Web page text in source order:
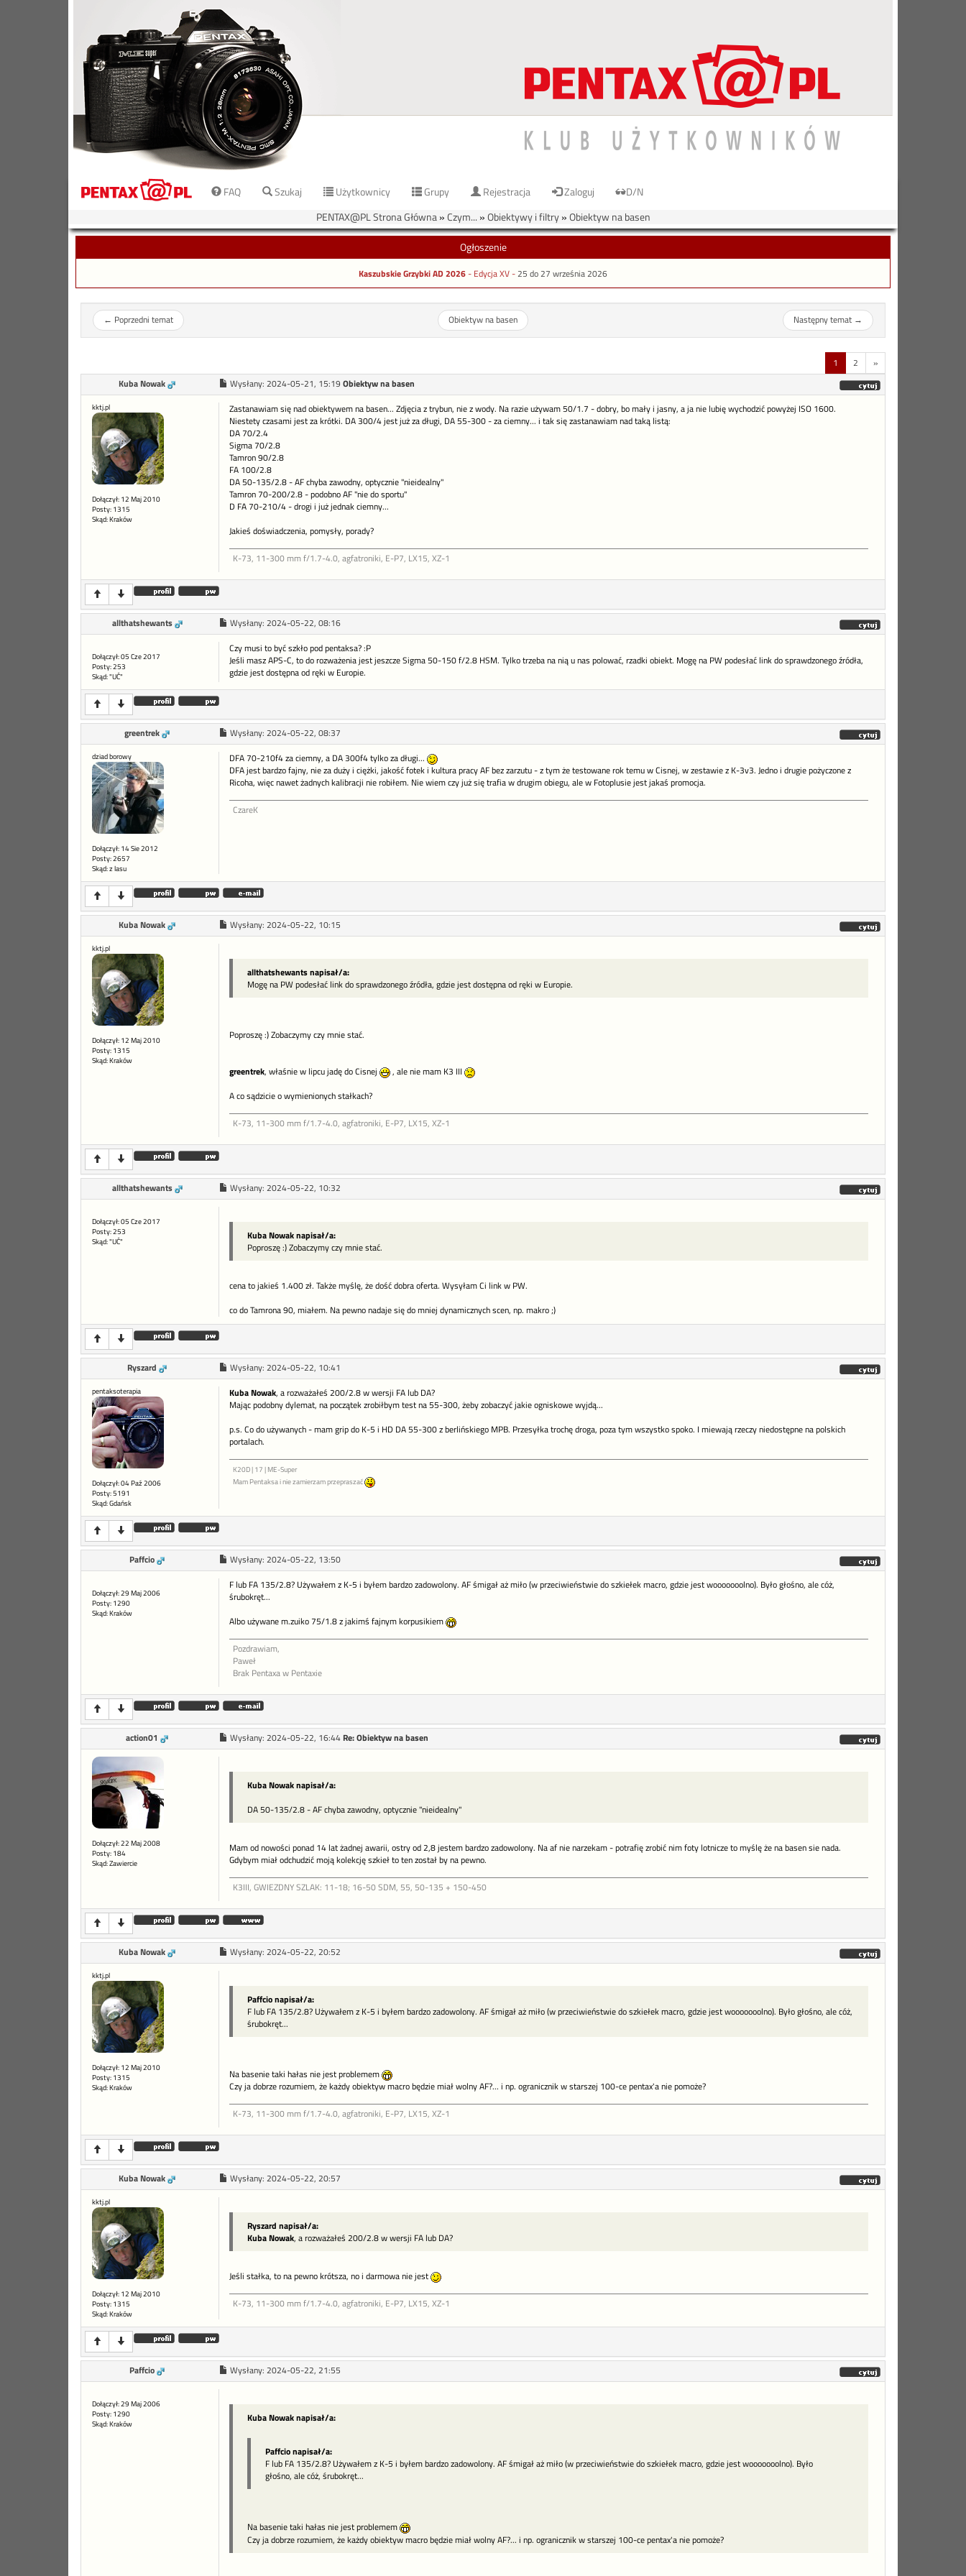
FAQ Szukaj Użytkownicy Grupy Rejestracja Zaloguj
D/N
PENTAX@PL Strona Główna»Czym... »Obiektywy i filtry»Obiektyw na basen
Ogłoszenie
Kaszubskie Grzybki AD 2026- Edycja XV -25 do 27 września 2026
← Poprzedni temat Obiektyw na basen Następny temat→
1 2 »
Kuba Nowak Wysłany: 2024-05-21, 15:19 Obiektyw na basen
kktj.pl
Dołączył: 12 Maj 2010
Posty: 1315
Skąd: Kraków
Zastanawiam się nad obiektywem na basen... Zdjęcia z trybun, nie z wody. Na razie używam 50/1.7 - dobry, bo mały i jasny, a ja nie lubię wychodzić powyżej ISO 1600.
Niestety czasami jest za krótki. DA 300/4 jest już za długi, DA 55-300 - za ciemny... i tak się zastanawiam nad taką listą:
DA 70/2.4
Sigma 70/2.8
Tamron 90/2.8
FA 100/2.8
DA 50-135/2.8 - AF chyba zawodny, optycznie "nieidealny"
Tamron 70-200/2.8 - podobno AF "nie do sportu"
D FA 70-210/4 - drogi i już jednak ciemny...
Jakieś doświadczenia, pomysły, porady?
K-73, 11-300 mm f/1.7-4.0, agfatroniki, E-P7, LX15, XZ-1
allthatshewants Wysłany: 2024-05-22, 08:16
Dołączył: 05 Cze 2017
Posty: 253
Skąd: "UĆ"
Czy musi to być szkło pod pentaksa? :P
Jeśli masz APS-C, to do rozważenia jest jeszcze Sigma 50-150 f/2.8 HSM. Tylko trzeba na nią u nas polować, rzadki obiekt. Mogę na PW podesłać link do sprawdzonego źródła,
gdzie jest dostępna od ręki w Europie.
greentrek Wysłany: 2024-05-22, 08:37
dziad borowy
Dołączył: 14 Sie 2012
Posty: 2657
Skąd: z lasu
DFA 70-210f4 za ciemny, a DA 300f4 tylko za długi...
DFA jest bardzo fajny, nie za duży i ciężki, jakość fotek i kultura pracy AF bez zarzutu - z tym że testowane rok temu w Cisnej, w zestawie z K-3v3. Jedno i drugie pożyczone z
Ricoha, więc nawet żadnych kalibracji nie robiłem. Nie wiem czy już się trafia w drugim obiegu, ale w Fotoplusie jest jakaś promocja.
CzareK
Kuba Nowak Wysłany: 2024-05-22, 10:15
kktj.pl
Dołączył: 12 Maj 2010
Posty: 1315
Skąd: Kraków
allthatshewants napisał/a:
Mogę na PW podesłać link do sprawdzonego źródła, gdzie jest dostępna od ręki w Europie.
Poproszę :) Zobaczymy czy mnie stać.
greentrek, właśnie w lipcu jadę do Cisnej
, ale nie mam K3 III
A co sądzicie o wymienionych stałkach?
K-73, 11-300 mm f/1.7-4.0, agfatroniki, E-P7, LX15, XZ-1
allthatshewants Wysłany: 2024-05-22, 10:32
Dołączył: 05 Cze 2017
Posty: 253
Skąd: "UĆ"
Kuba Nowak napisał/a:
Poproszę :) Zobaczymy czy mnie stać.
cena to jakieś 1.400 zł. Także myślę, że dość dobra oferta. Wysyłam Ci link w PW.
co do Tamrona 90, miałem. Na pewno nadaje się do mniej dynamicznych scen, np. makro ;)
Ryszard Wysłany: 2024-05-22, 10:41
pentaksoterapia
Dołączył: 04 Paź 2006
Posty: 5191
Skąd: Gdańsk
Kuba Nowak, a rozważałeś 200/2.8 w wersji FA lub DA?
Mając podobny dylemat, na początek zrobiłbym test na 55-300, żeby zobaczyć jakie ogniskowe wyjdą...
p.s. Co do używanych - mam grip do K-5 i HD DA 55-300 z berlińskiego MPB. Przesyłka trochę droga, poza tym wszystko spoko. I miewają rzeczy niedostępne na polskich
portalach.
K20D | 17 | ME-Super
Mam Pentaksa i nie zamierzam przepraszać
Paffcio Wysłany: 2024-05-22, 13:50
Dołączył: 29 Maj 2006
Posty: 1290
Skąd: Kraków
F lub FA 135/2.8? Używałem z K-5 i byłem bardzo zadowolony. AF śmigał aż miło (w przeciwieństwie do szkiełek macro, gdzie jest wooooooolno). Było głośno, ale cóż,
śrubokręt...
Albo używane m.zuiko 75/1.8 z jakimś fajnym korpusikiem
Pozdrawiam,
Paweł
Brak Pentaxa w Pentaxie
action01 Wysłany: 2024-05-22, 16:44 Re: Obiektyw na basen
Dołączył: 22 Maj 2008
Posty: 184
Skąd: Zawiercie
Kuba Nowak napisał/a:
DA 50-135/2.8 - AF chyba zawodny, optycznie "nieidealny"
Mam od nowości ponad 14 lat żadnej awarii, ostry od 2,8 jestem bardzo zadowolony. Na af nie narzekam - potrafię zrobić nim foty lotnicze to myślę że na basen sie nada.
Gdybym miał odchudzić moją kolekcję szkieł to ten został by na pewno.
K3III, GWIEZDNY SZLAK: 11-18; 16-50 SDM, 55, 50-135 + 150-450
Kuba Nowak Wysłany: 2024-05-22, 20:52
kktj.pl
Dołączył: 12 Maj 2010
Posty: 1315
Skąd: Kraków
Paffcio napisał/a:
F lub FA 135/2.8? Używałem z K-5 i byłem bardzo zadowolony. AF śmigał aż miło (w przeciwieństwie do szkiełek macro, gdzie jest wooooooolno). Było głośno, ale cóż,
śrubokręt...
Na basenie taki hałas nie jest problemem
Czy ja dobrze rozumiem, że każdy obiektyw macro będzie miał wolny AF?... i np. ogranicznik w starszej 100-ce pentax'a nie pomoże?
K-73, 11-300 mm f/1.7-4.0, agfatroniki, E-P7, LX15, XZ-1
Kuba Nowak Wysłany: 2024-05-22, 20:57
kktj.pl
Dołączył: 12 Maj 2010
Posty: 1315
Skąd: Kraków
Ryszard napisał/a:
Kuba Nowak, a rozważałeś 200/2.8 w wersji FA lub DA?
Jeśli stałka, to na pewno krótsza, no i darmowa nie jest
K-73, 11-300 mm f/1.7-4.0, agfatroniki, E-P7, LX15, XZ-1
Paffcio Wysłany: 2024-05-22, 21:55
Dołączył: 29 Maj 2006
Posty: 1290
Skąd: Kraków
Kuba Nowak napisał/a:
Paffcio napisał/a:
F lub FA 135/2.8? Używałem z K-5 i byłem bardzo zadowolony. AF śmigał aż miło (w przeciwieństwie do szkiełek macro, gdzie jest wooooooolno). Było
głośno, ale cóż, śrubokręt...
Na basenie taki hałas nie jest problemem
Czy ja dobrze rozumiem, że każdy obiektyw macro będzie miał wolny AF?... i np. ogranicznik w starszej 100-ce pentax'a nie pomoże?